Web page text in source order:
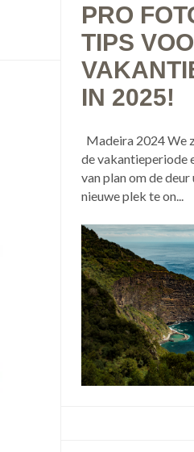
PRO
TIPS
IN 2025!
Madeira 2024 We
de vakantieperiode
van plan om de deur
nieuwe plek te on...